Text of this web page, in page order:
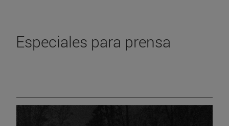
Especiales para prensa